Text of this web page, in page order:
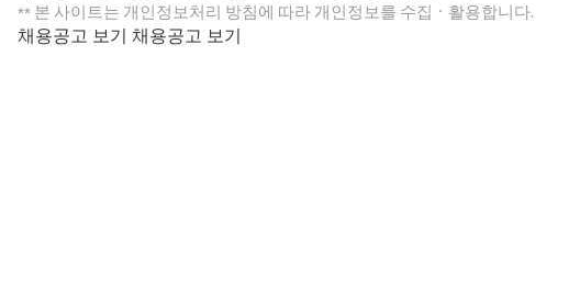
** 본 사이트는 개인정보처리 방침에 따라 개인정보를 수집ㆍ활용합니다.
채용공고 보기 채용공고 보기